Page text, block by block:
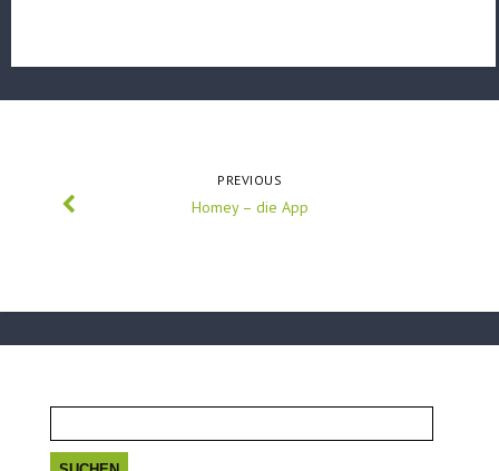
PREVIOUS
Homey – die App